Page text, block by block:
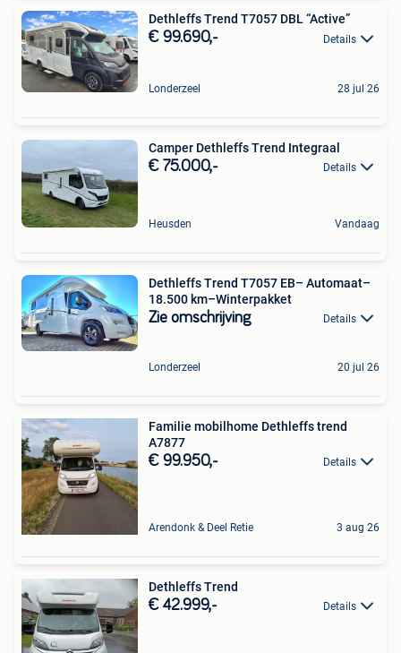
Dethleffs Trend T7057 DBL “Active”
€ 99.690,- Details
Londerzeel 28 jul 26
Camper Dethleffs Trend Integraal
€ 75.000,- Details
Heusden Vandaag
Dethleffs Trend T7057 EB– Automaat–
18.500 km–Winterpakket
Zie omschrijving Details
Londerzeel 20 jul 26
Familie mobilhome Dethleffs trend
A7877
€ 99.950,- Details
Arendonk & Deel Retie 3 aug 26
Dethleffs Trend
€ 42.999,- Details